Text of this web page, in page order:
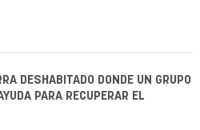
DESHABITADO DONDE UN GRUPO
PARA RECUPERAR EL